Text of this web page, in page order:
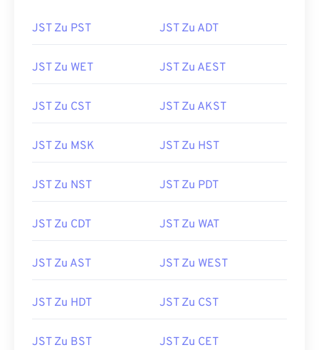
JST Zu PST JST Zu ADT
JST Zu WET JST Zu AEST
JST Zu CST JST Zu AKST
JST Zu MSK JST Zu HST
JST Zu NST JST Zu PDT
JST Zu CDT JST Zu WAT
JST Zu AST JST Zu WEST
JST Zu HDT JST Zu CST
JST Zu BST JST Zu CET